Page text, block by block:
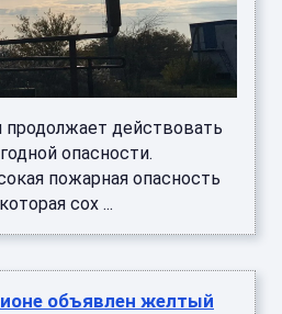
продолжает действовать
опасности.
пожарная опасность
сох ...
объявлен желтый